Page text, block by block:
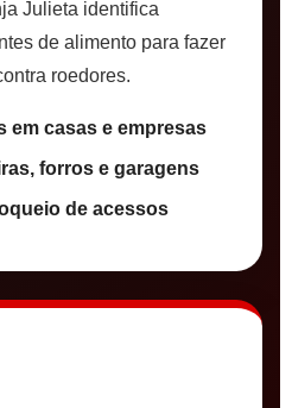
Julieta identifica
de alimento para fazer
roedores.
em casas e empresas
forros e garagens
de acessos